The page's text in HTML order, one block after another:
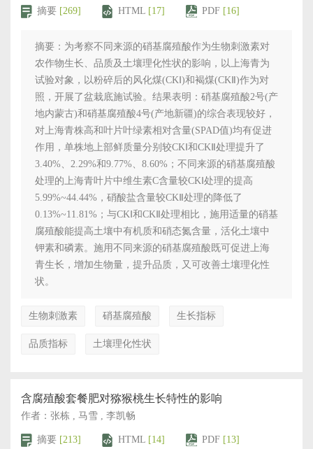
摘要 [269] HTML [17] PDF [16]
摘要：为考察不同来源的硝基腐殖酸作为生物刺激素对
农作物生长、品质及土壤理化性状的影响，以上海青为
试验对象，以粉碎后的风化煤(CKⅠ)和褐煤(CKⅡ)作为对
照，开展了盆栽底施试验。结果表明：硝基腐殖酸2号(产
地内蒙古)和硝基腐殖酸4号(产地新疆)的综合表现较好，
对上海青株高和叶片叶绿素相对含量(SPAD值)均有促进
作用，单株地上部鲜质量分别较CKⅠ和CKⅡ处理提升了
3.40%、2.29%和9.77%、8.60%；不同来源的硝基腐殖酸
处理的上海青叶片中维生素C含量较CKⅠ处理的提高
5.99%~44.44%，硝酸盐含量较CKⅡ处理的降低了
0.13%~11.81%；与CKⅠ和CKⅡ处理相比，施用适量的硝基
腐殖酸能提高土壤中有机质和硝态氮含量，活化土壤中
钾素和磷素。施用不同来源的硝基腐殖酸既可促进上海
青生长，增加生物量，提升品质，又可改善土壤理化性
状。
生物刺激素 硝基腐殖酸 生长指标
品质指标 土壤理化性状
含腐殖酸套餐肥对猕猴桃生长特性的影响
作者：张栋 , 马雪 , 李凯畅
摘要 [213] HTML [14] PDF [13]